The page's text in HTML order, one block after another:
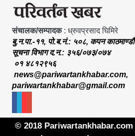
संचालक/सम्पादक: ध्रुवप्रसाद घिमिरे
बु.न.पा.-११, पो.ब.नं.: ५०८, कपन काठमाण्डौ
सूचना विभाग द.न.: ३५६/०७३/०७४
०१ ४८१२९५६
news@pariwartankhabar.com,
pariwartankhabar@gmail.com
© 2018 Pariwartankhabar.com